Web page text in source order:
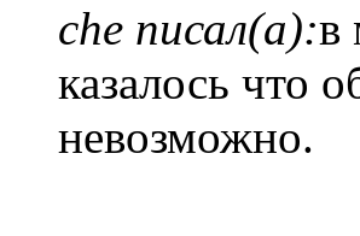
che писал(а):в
казалось что
невозможно.